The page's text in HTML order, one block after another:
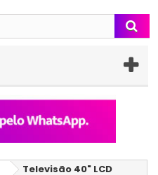
Televisão 40" LCD